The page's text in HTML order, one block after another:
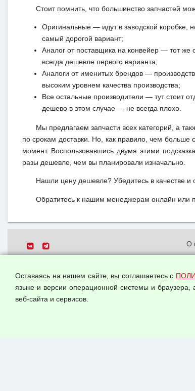
Стоит помнить, что большинство запчастей
Оригинальные — идут в заводской коробке,
самый дорогой вариант;
Аналог от поставщика на конвейер — тот же
всегда дешевле первого варианта;
Аналоги от именитых брендов —
высоким уровнем качества производства;
Все остальные производители — тут стоит
дешево в этом случае — не всегда плохо.
Мы предлагаем запчасти всех категорий, а
по срокам доставки. Но, как правило, чем
момент. Воспользовавшись двумя этими
разы дешевле, чем вы планировали изначально.
Нашли цену дешевле? Убедитесь в качестве и
Обратитесь к нашим менеджерам онлайн или
Все права защищены.
О
Оставаясь на нашем сайте, вы соглашаетесь с
языке и версии операционной системы и браузера,
веб-сайта и сервисов.